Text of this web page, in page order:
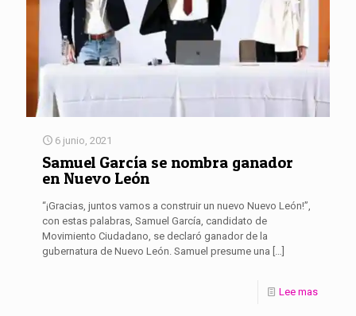
6 junio, 2021
Samuel García se nombra ganador
en Nuevo León
“¡Gracias, juntos vamos a construir un nuevo Nuevo León!”,
con estas palabras, Samuel García, candidato de
Movimiento Ciudadano, se declaró ganador de la
gubernatura de Nuevo León. Samuel presume una […]
Lee mas